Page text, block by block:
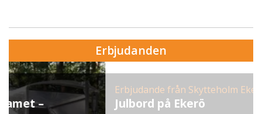
Erbjudanden
Erbjudande från Skytteholm Ekerö
Julbord på Ekerö